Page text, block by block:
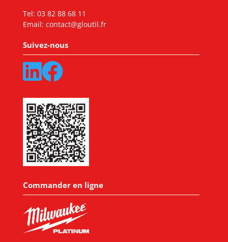
Tel: 03 82 88 68 11
Email: contact@gloutil.fr
Suivez-nous
Commander en ligne